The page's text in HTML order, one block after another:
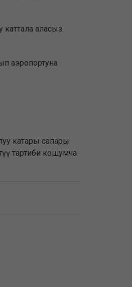
каттала аласыз.
аэропортуна
катары сапары
тартиби кошумча